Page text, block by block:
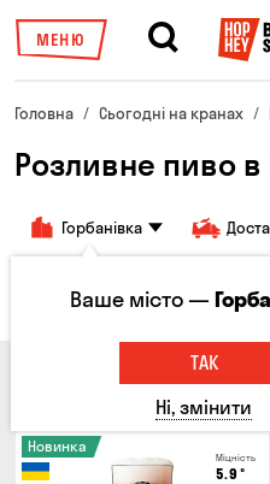
МЕНЮ
Головна Сьогодні на кранах
Розливне пиво в
Горбанівка
Всі товари Пиво
Міцність
5.9 °
Новинка
Ваше місто —
ТАК
Ні, змінити